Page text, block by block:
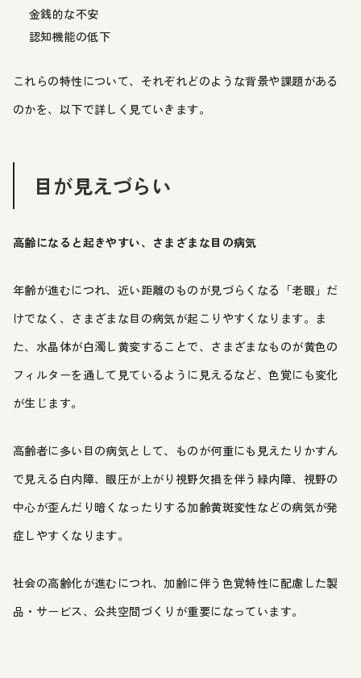
金銭的な不安
認知機能の低下
これらの特性について、それぞれどのような背景や課題がある
のかを、以下で詳しく見ていきます。
目が見えづらい
高齢になると起きやすい、さまざまな目の病気
年齢が進むにつれ、近い距離のものが見づらくなる「老眼」だ
けでなく、さまざまな目の病気が起こりやすくなります。ま
た、水晶体が白濁し黄変することで、さまざまなものが黄色の
フィルターを通して見ているように見えるなど、色覚にも変化
が生じます。
高齢者に多い目の病気として、ものが何重にも見えたりかすん
で見える白内障、眼圧が上がり視野欠損を伴う緑内障、視野の
中心が歪んだり暗くなったりする加齢黄斑変性などの病気が発
症しやすくなります。
社会の高齢化が進むにつれ、加齢に伴う色覚特性に配慮した製
品・サービス、公共空間づくりが重要になっています。